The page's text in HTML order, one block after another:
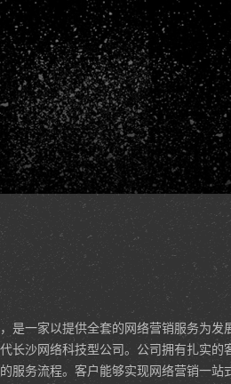
是一家以提供全套的网络营销服务为发
长沙网络科技型公司。公司拥有扎实
服务流程。客户能够实现网络营销一站